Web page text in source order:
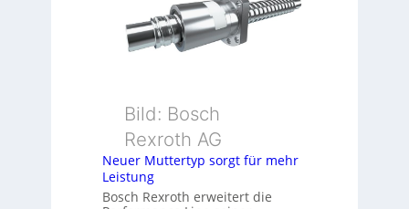
s
m
e
n
u
d
g
e
b
k
m
b
n
Bild: Bosch
Rexroth AG
Neuer Muttertyp sorgt für mehr
Leistung
Bosch Rexroth erweitert die